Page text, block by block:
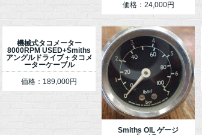
価格：24,000円
機械式タコメーター
8000RPM USED+Smiths
アングルドライブ＋タコメ
ーターケーブル
価格：189,000円
Smiths OIL ゲージ